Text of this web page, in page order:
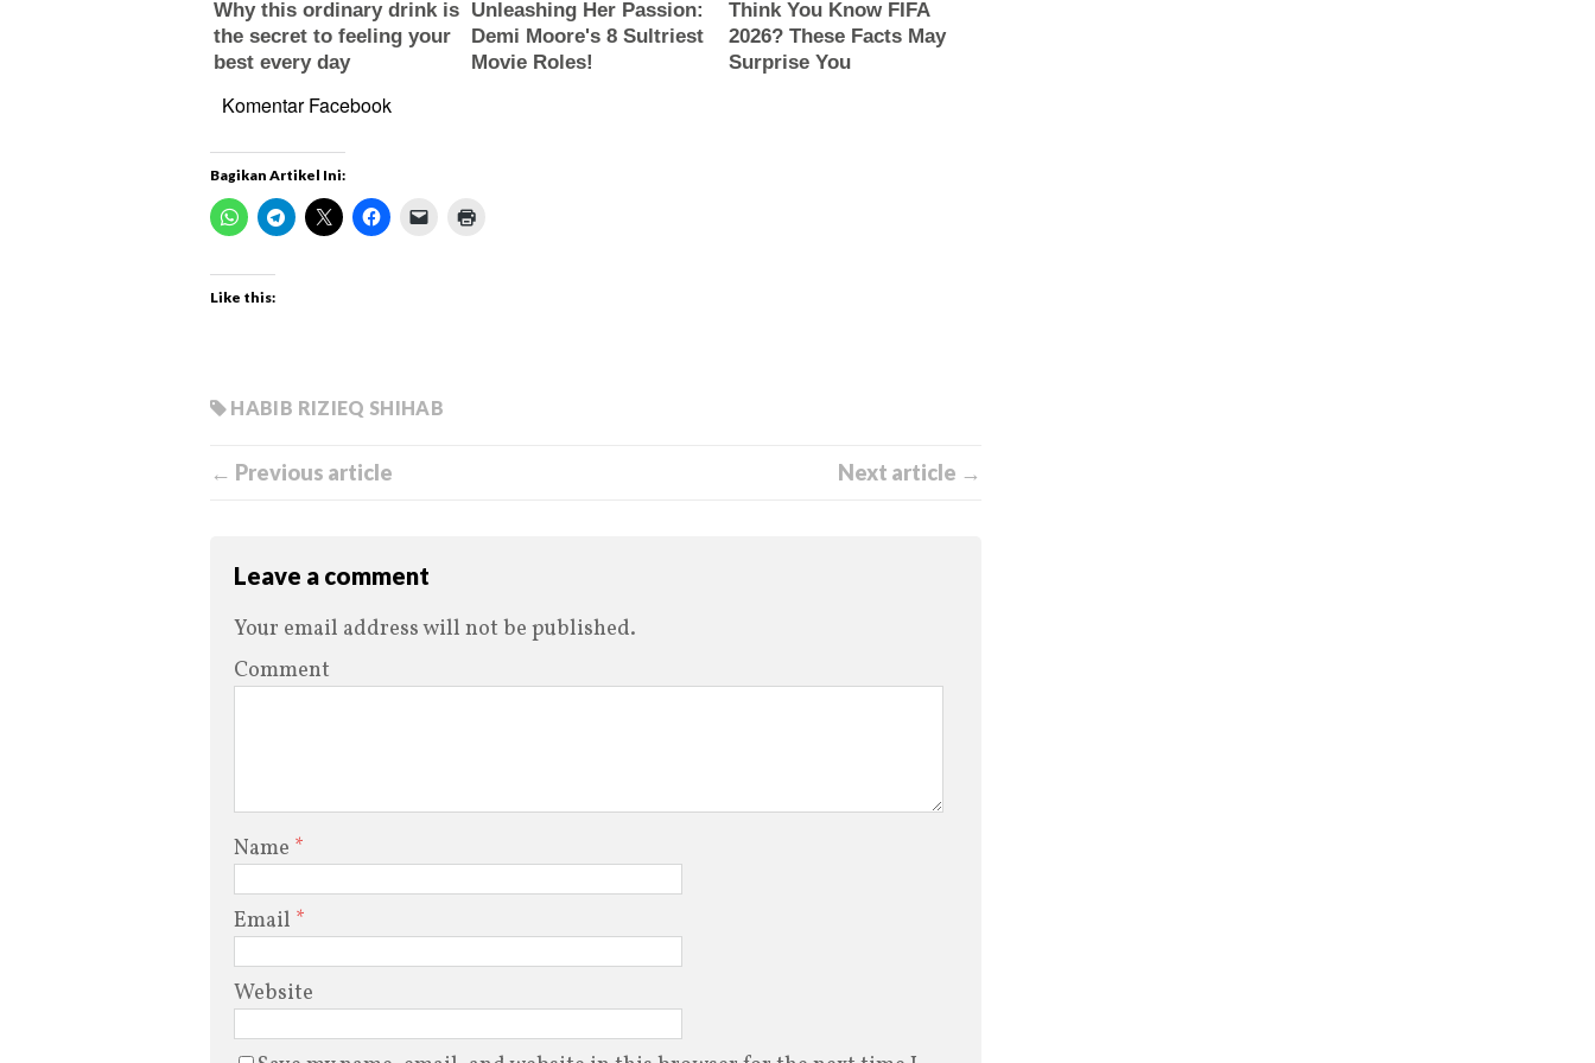
Komentar Facebook
Bagikan Artikel Ini:
Like this:
HABIB RIZIEQ SHIHAB
← Previous article Next article →
Leave a comment
Your email address will not be published.
Comment
Name *
Email *
Website